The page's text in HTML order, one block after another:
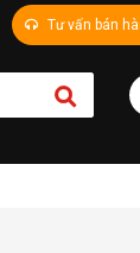
Tư vấn bán